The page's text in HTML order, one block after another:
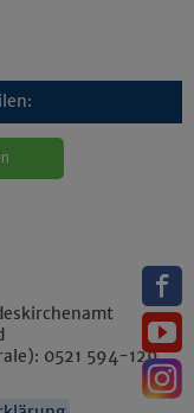
0521 594-129